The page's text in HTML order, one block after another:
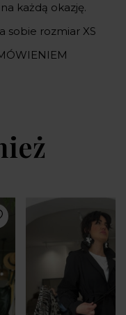
każdą okazję.
sobie rozmiar XS